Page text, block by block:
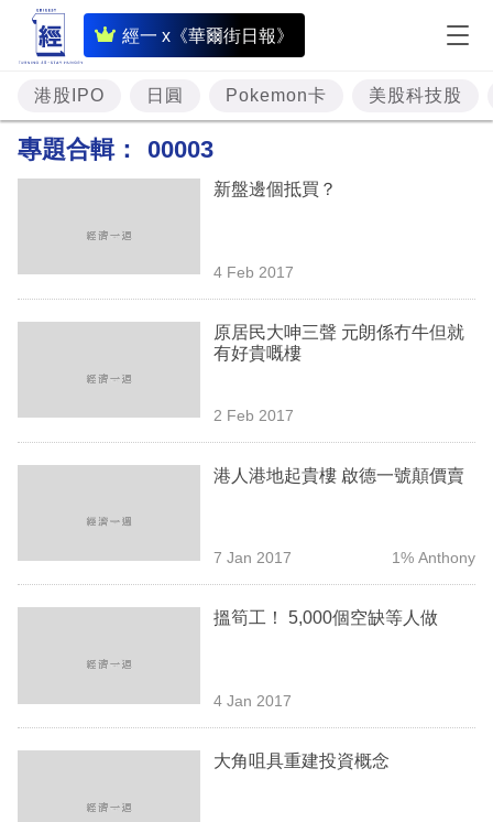
經一 x《華爾街日報》
即
時
財
經
資
樓
技
生
港股IPO 日圓 Pokemon卡 美股科技股
專題合輯： 00003
新盤邊個抵買？
4 Feb 2017
原居民大呻三聲 元朗係冇牛但就
有好貴嘅樓
2 Feb 2017
港人港地起貴樓 啟德一號顛價賣
7 Jan 2017 1% Anthony
搵筍工！ 5,000個空缺等人做
4 Jan 2017
大角咀具重建投資概念